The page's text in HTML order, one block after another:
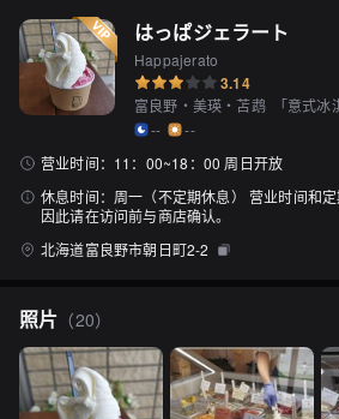
はっぱジェラート
Happajerato
3.14
富良野・美瑛・苫鹉 「意式冰
--
--
营业时间： 11：00~18：00 周日开放
休息时间： 周一（不定期休息） 营业时间和定
因此请在访问前与商店确认。
北海道富良野市朝日町2-2
照片 （20）